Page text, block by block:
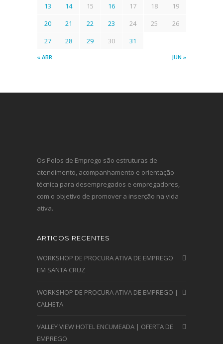
« ABR JUN »
13
14 15 16 17 18
19
20
21 22 23 24 25
26
27
28 29 30 31
Os Polos de Emprego são estruturas de
atendimento, acompanhamento e orientação
técnica para desempregados e empregadores,
com o objetivo de promover a inserção na vida
ativa.
ARTIGOS RECENTES
WORKSHOP DE PROCURA ATIVA DE EMPREGO
EM SANTA CRUZ
WORKSHOP DE PROCURA ATIVA DE EMPREGO |
CALHETA
VALLEY VIEW HOTEL ENCUMEADA | OFERTA DE
EMPREGO